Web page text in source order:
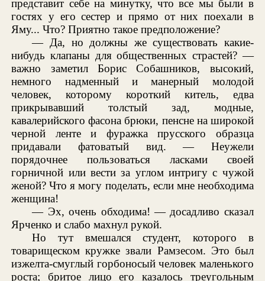
представит себе на минутку, что все мы были в
гостях у его сестер и прямо от них поехали в
Яму... Что? Приятно такое предположение?
— Да, но должны же существовать какие-
нибудь клапаны для общественных страстей? —
важно заметил Борис Собашников, высокий,
немного надменный и манерный молодой
человек, которому короткий китель, едва
прикрывавший толстый зад, модные,
кавалерийского фасона брюки, пенсне на широкой
черной ленте и фуражка прусского образца
придавали фатоватый вид. — Неужели
порядочнее пользоваться ласками своей
горничной или вести за углом интригу с чужой
женой? Что я могу поделать, если мне необходима
женщина!
— Эх, очень обходима! — досадливо сказал
Ярченко и слабо махнул рукой.
Но тут вмешался студент, которого в
товарищеском кружке звали Рамзесом. Это был
изжелта-смуглый горбоносый человек маленького
роста; бритое лицо его казалось треугольным